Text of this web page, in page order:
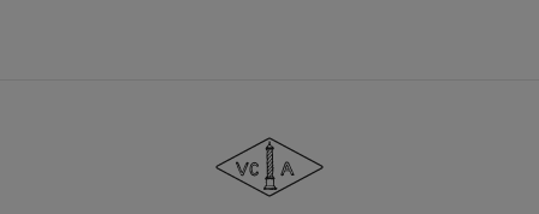
&
Arpels